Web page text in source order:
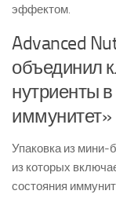
эффектом.
Advanced
объединил
нутриенты
иммунитет»
Упаковка из мини-
из которых
состояния